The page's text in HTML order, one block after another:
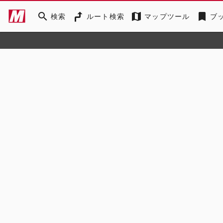
search 検索 ルート検索 map マップツール bookmark ブ